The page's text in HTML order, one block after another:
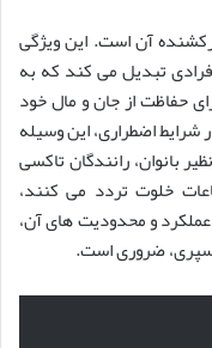
آن است. این ویژگی
تبدیل می کند که به
حفاظت از جان و مال خود
اضطراری، این وسیله
بانوان، رانندگان تاکسی
خلوت تردد می کنند،
و محدودیت های آن،
ضروری است.